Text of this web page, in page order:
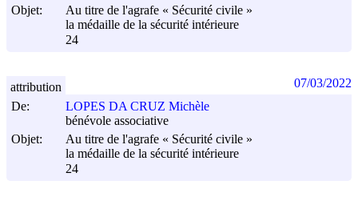
Objet:
Au titre de l'agrafe « Sécurité civile »
la médaille de la sécurité intérieure
24
De:
LOPES DA CRUZ Michèle
bénévole associative
Objet:
Au titre de l'agrafe « Sécurité civile »
la médaille de la sécurité intérieure
24
attribution 07/03/2022